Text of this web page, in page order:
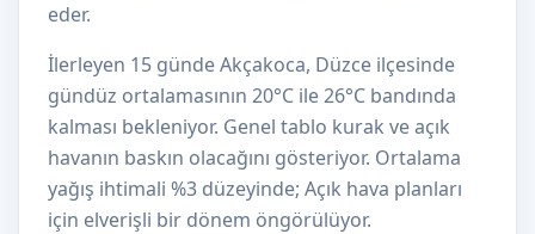
eder.
İlerleyen 15 günde Akçakoca, Düzce ilçesinde
gündüz ortalamasının 20°C ile 26°C bandında
kalması bekleniyor. Genel tablo kurak ve açık
havanın baskın olacağını gösteriyor. Ortalama
yağış ihtimali %3 düzeyinde; Açık hava planları
için elverişli bir dönem öngörülüyor.